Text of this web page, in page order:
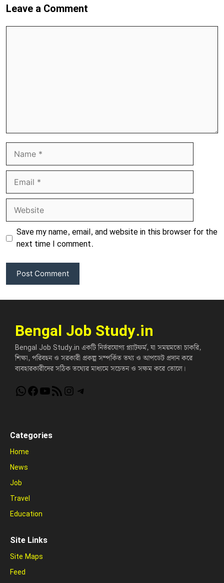
Leave a Comment
Save my name, email, and website in this browser for the
next time I comment.
Bengal Job Study.in
Bengal Job Study.in একটি নির্ভরযোগ্য প্ল্যাটফর্ম, যা সময়মতো চাকরি,
শিক্ষা, পরিবহন ও সরকারী প্রকল্প সম্পর্কিত তথ্য ও আপডেট প্রদান করে
ব্যবহারকারীদের সঠিক তথ্যের মাধ্যমে সচেতন ও সক্ষম করে তোলে।
WhatsApp
Facebook
YouTube
RSS FeedInstagram
Telegram
Categories
Home
News
Job
Travel
Education
Site Links
Site Maps
Feed